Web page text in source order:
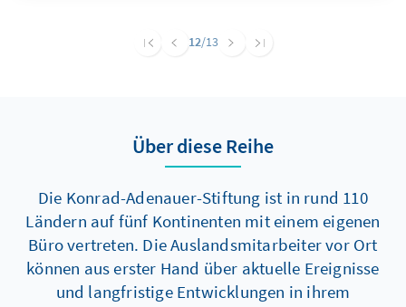
12/13
Über diese Reihe
Die Konrad-Adenauer-Stiftung ist in rund 110
Ländern auf fünf Kontinenten mit einem eigenen
Büro vertreten. Die Auslandsmitarbeiter vor Ort
können aus erster Hand über aktuelle Ereignisse
und langfristige Entwicklungen in ihrem